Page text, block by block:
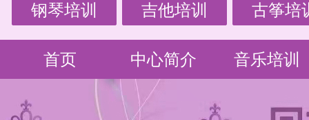
钢琴培训 吉他培训 古筝培
首页 中心简介 音乐培训